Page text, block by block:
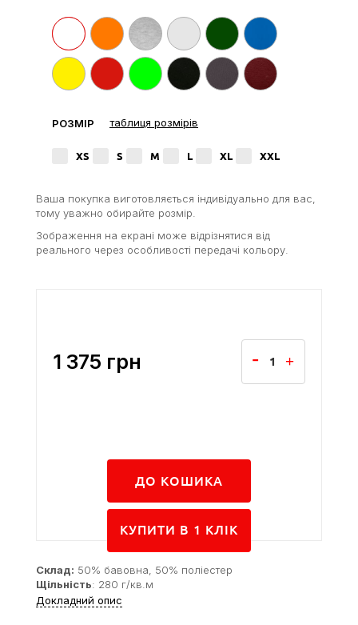
РОЗМІР таблиця розмірів
XS S M L XL XXL
Ваша покупка виготовляється індивідуально для вас,
тому уважно обирайте розмір.
Зображення на екрані може відрізнятися від
реального через особливості передачі кольору.
1 375 грн
ДО КОШИКА
КУПИТИ В 1 КЛIК
Склад: 50% бавовна, 50% поліестер
Щільність: 280 г/кв.м
Докладний опис